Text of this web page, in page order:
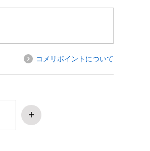
コメリポイントについて